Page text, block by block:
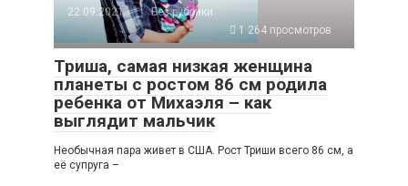
22.09.2021
Без рубрики
1 264 просмотров
Триша, самая низкая женщина
планеты с ростом 86 см родила
ребенка от Михаэля – как
выглядит мальчик
Необычная пара живет в США. Рост Триши всего 86 см, а
её супруга –